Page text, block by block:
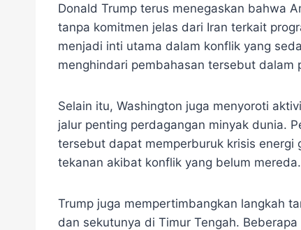
Donald Trump terus menegaskan bahwa
tanpa komitmen jelas dari Iran terkait
menjadi inti utama dalam konflik yang
menghindari pembahasan tersebut dalam
Selain itu, Washington juga menyoroti
jalur penting perdagangan minyak dunia.
tersebut dapat memperburuk krisis energi
tekanan akibat konflik yang belum mereda.
Trump juga mempertimbangkan langkah
dan sekutunya di Timur Tengah.